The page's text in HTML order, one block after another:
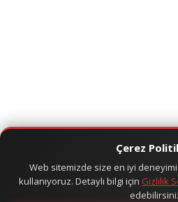
Çerez
Web sitemizde size en iyi
kullanıyoruz. Detaylı bilgi için Gizlilik